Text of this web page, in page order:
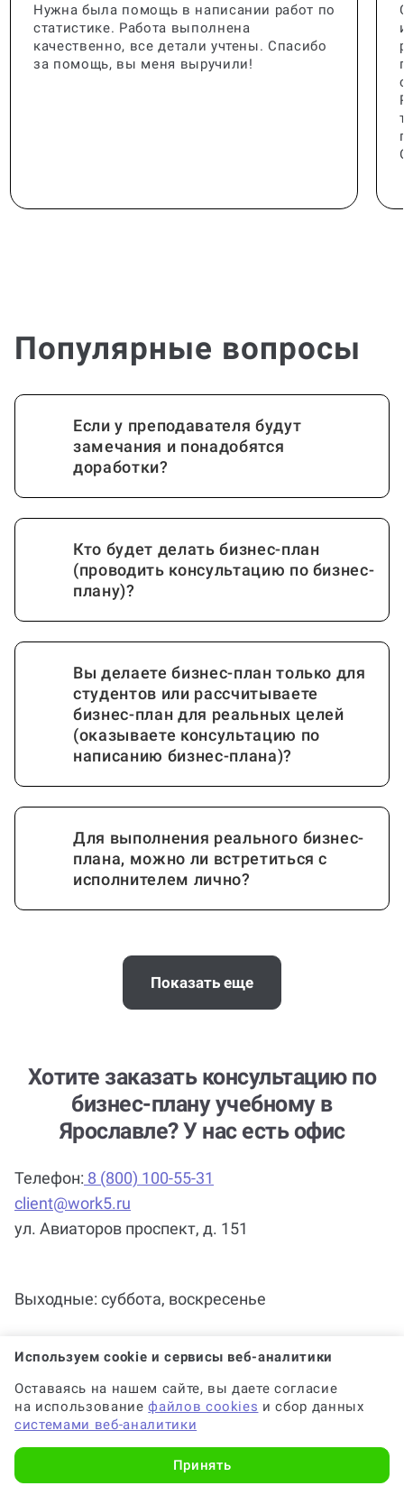
Нужна была помощь в написании работ по
статистике. Работа выполнена
качественно, все детали учтены. Спасибо
за помощь, вы меня выручили!
Популярные вопросы
Если у преподавателя будут
замечания и понадобятся
доработки?
Кто будет делать бизнес-план
(проводить консультацию по бизнес-
плану)?
Вы делаете бизнес-план только для
студентов или рассчитываете
бизнес-план для реальных целей
(оказываете консультацию по
написанию бизнес-плана)?
Для выполнения реального бизнес-
плана, можно ли встретиться с
исполнителем лично?
Почему выгодно заказать
консультацию по бизнес-плану на
Work5?
Когда и как нужно оплачивать
заказ?
Показать еще
Хотите заказать консультацию по
бизнес-плану учебному в
Ярославле? У нас есть офис
Телефон: 8 (800) 100-55-31
client@work5.ru
ул. Авиаторов проспект, д. 151
Выходные: суббота, воскресенье
Используем cookie и сервисы веб-аналитики
Оставаясь на нашем сайте, вы даете согласие
на использованиефайлов cookies и сбор данных
системами веб-аналитики
Принять